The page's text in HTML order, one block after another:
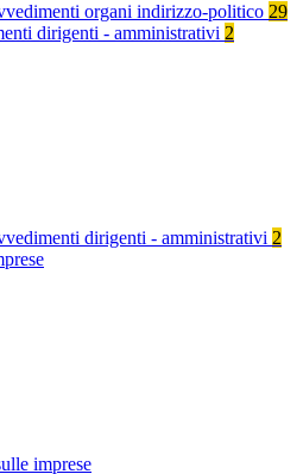
organi indirizzo-politico 29
dirigenti - amministrativi 2
dirigenti - amministrativi 2
imprese